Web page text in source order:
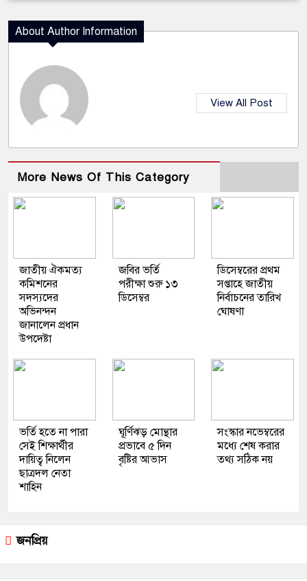
About Author Information
View All Post
More News Of This Category
জাতীয় ঐকমত্য
কমিশনের
সদস্যদের
অভিনন্দন
জানালেন প্রধান
উপদেষ্টা
জবির ভর্তি
পরীক্ষা শুরু ১৩
ডিসেম্বর
ডিসেম্বরের প্রথম
সপ্তাহে জাতীয়
নির্বাচনের তারিখ
ঘোষণা
ভর্তি হতে না পারা
সেই শিক্ষার্থীর
দায়িত্ব নিলেন
ছাত্রদল নেতা
শাহিন
ঘূর্ণিঝড় মোন্থার
প্রভাবে ৫ দিন
বৃষ্টির আভাস
সংস্কার নভেম্বরের
মধ্যে শেষ করার
তথ্য সঠিক নয়
জনপ্রিয়